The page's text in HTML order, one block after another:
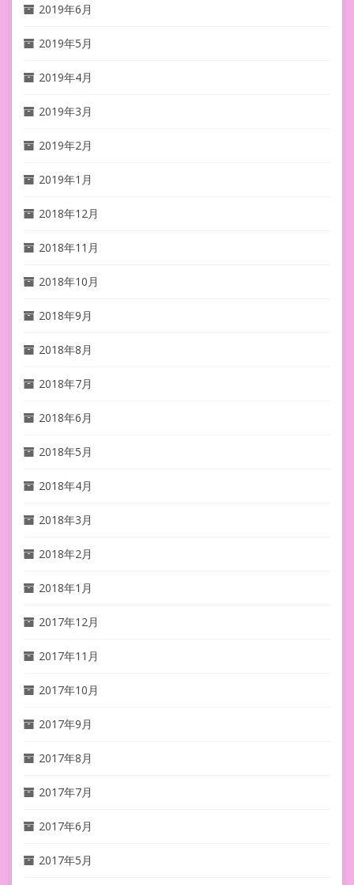
2019年6月
2019年5月
2019年4月
2019年3月
2019年2月
2019年1月
2018年12月
2018年11月
2018年10月
2018年9月
2018年8月
2018年7月
2018年6月
2018年5月
2018年4月
2018年3月
2018年2月
2018年1月
2017年12月
2017年11月
2017年10月
2017年9月
2017年8月
2017年7月
2017年6月
2017年5月